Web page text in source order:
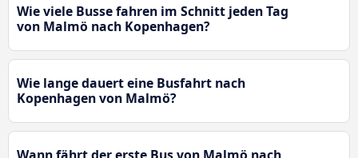
Wie viele Busse fahren im Schnitt jeden Tag
von Malmö nach Kopenhagen?
Wie lange dauert eine Busfahrt nach
Kopenhagen von Malmö?